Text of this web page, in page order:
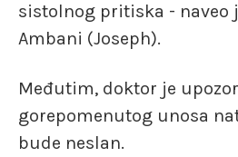
sistolnog pritiska - naveo
Ambani (Joseph).
Međutim, doktor je
gorepomenutog unosa
bude neslan.